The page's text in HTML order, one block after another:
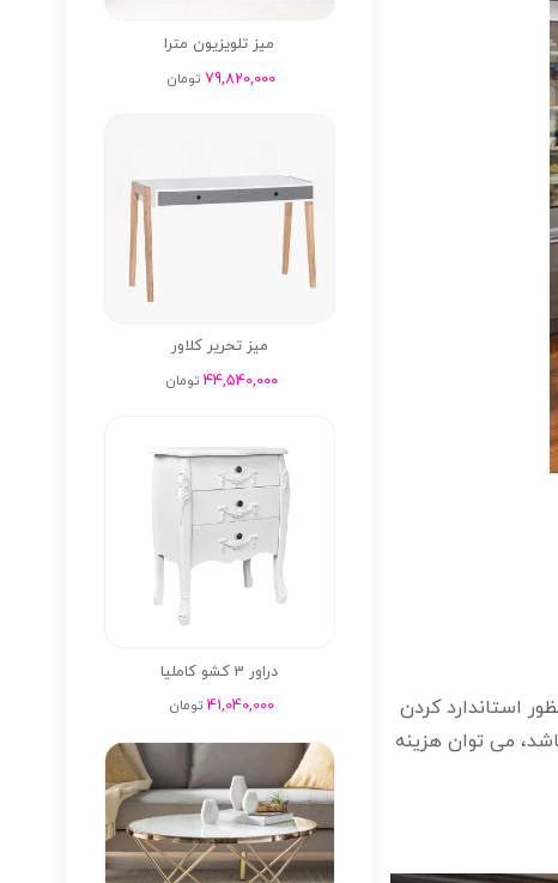
به منظور استاندارد کردن
می توان هزینه
میز تلویزیون مترا
79,820,000 تومان
میز تحریر کلاور
44,540,000 تومان
دراور 3 کشو کاملیا
41,040,000 تومان